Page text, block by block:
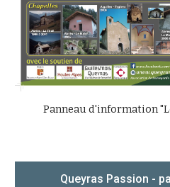
Panneau d'information